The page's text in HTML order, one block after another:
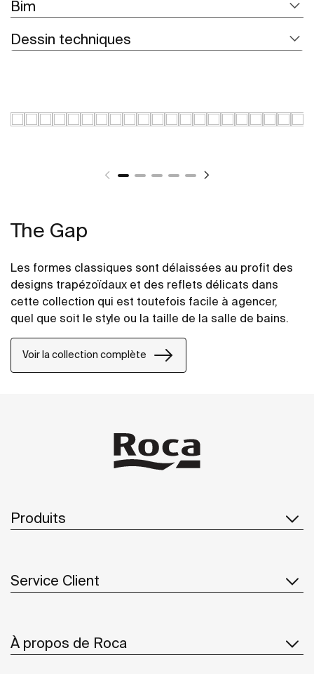
Bim
Dessin techniques
The Gap
Les formes classiques sont délaissées au profit des
designs trapézoïdaux et des reflets délicats dans
cette collection qui est toutefois facile à agencer,
quel que soit le style ou la taille de la salle de bains.
Voir la collection complète
Produits
Service Client
À propos de Roca